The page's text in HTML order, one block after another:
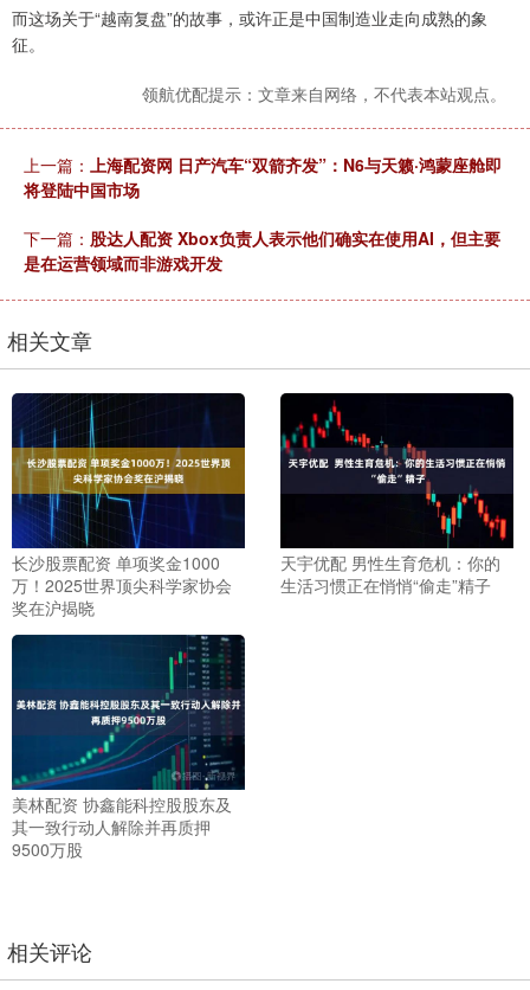
而这场关于“越南复盘”的故事，或许正是中国制造业走向成熟的象
征。
领航优配提示：文章来自网络，不代表本站观点。
上一篇： 上海配资网 日产汽车“双箭齐发”：N6与天籁·鸿蒙座舱即
将登陆中国市场
下一篇： 股达人配资 Xbox负责人表示他们确实在使用AI，但主要
是在运营领域而非游戏开发
相关文章
长沙股票配资 单项奖金1000
万！2025世界顶尖科学家协会
奖在沪揭晓
天宇优配 男性生育危机：你的
生活习惯正在悄悄“偷走”精子
美林配资 协鑫能科控股股东及
其一致行动人解除并再质押
9500万股
相关评论